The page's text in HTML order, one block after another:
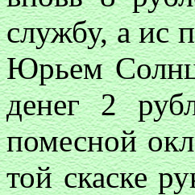
службу, а ис
Юрьем
денег 2
помесной
той скаске